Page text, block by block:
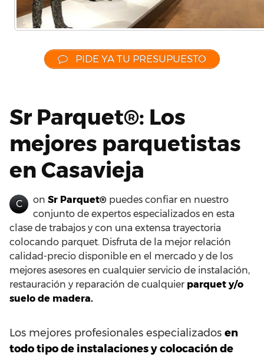
PIDE YA TU PRESUPUESTO
Sr Parquet®: Los
mejores parquetistas
en Casavieja
C on Sr Parquet® puedes confiar en nuestro
conjunto de expertos especializados en esta
clase de trabajos y con una extensa trayectoria
colocando parquet. Disfruta de la mejor relación
calidad-precio disponible en el mercado y de los
mejores asesores en cualquier servicio de instalación,
restauración y reparación de cualquier parquet y/o
suelo de madera.
Los mejores profesionales especializados en
todo tipo de instalaciones y colocación de